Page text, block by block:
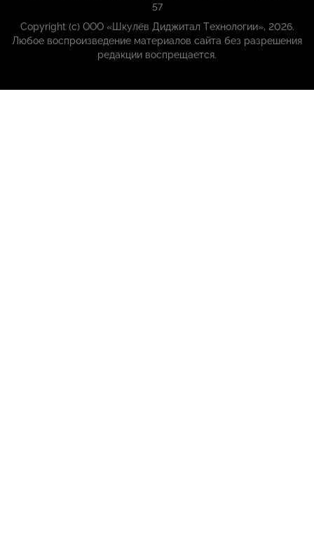
57
Copyright (с) ООО «Шкулёв Диджитал Технологии», 2026.
Любое воспроизведение материалов сайта без разрешения
редакции воспрещается.